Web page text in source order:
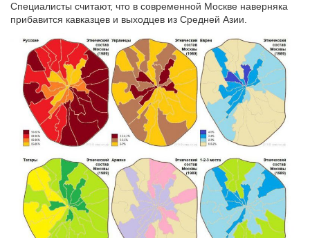
Специалисты считают, что в современной Москве наверняка
прибавится кавказцев и выходцев из Средней Азии.